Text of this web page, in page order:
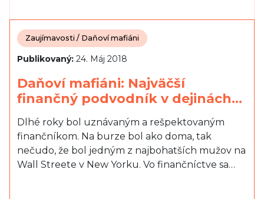
Zaujímavosti / Daňoví mafiáni
Publikovaný: 24. Máj 2018
Daňoví mafiáni: Najväčší
finančný podvodník v dejinách…
Dlhé roky bol uznávaným a rešpektovaným
finančníkom. Na burze bol ako doma, tak
nečudo, že bol jedným z najbohatších mužov na
Wall Streete v New Yorku. Vo finančníctve sa…